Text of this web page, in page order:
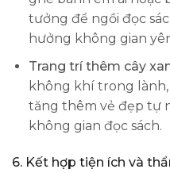
tưởng để ngồi đọc
hưởng không gian
Trang trí thêm cây
không khí trong
tăng thêm vẻ đẹp tự
không gian đọc sách.
6. Kết hợp tiện ích và